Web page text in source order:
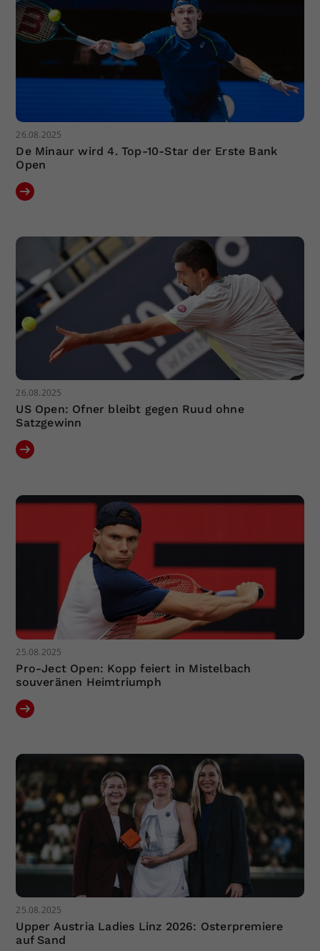
26.08.2025
De Minaur wird 4. Top-10-Star der Erste Bank
Open
26.08.2025
US Open: Ofner bleibt gegen Ruud ohne
Satzgewinn
25.08.2025
Pro-Ject Open: Kopp feiert in Mistelbach
souveränen Heimtriumph
25.08.2025
Upper Austria Ladies Linz 2026: Osterpremiere
auf Sand